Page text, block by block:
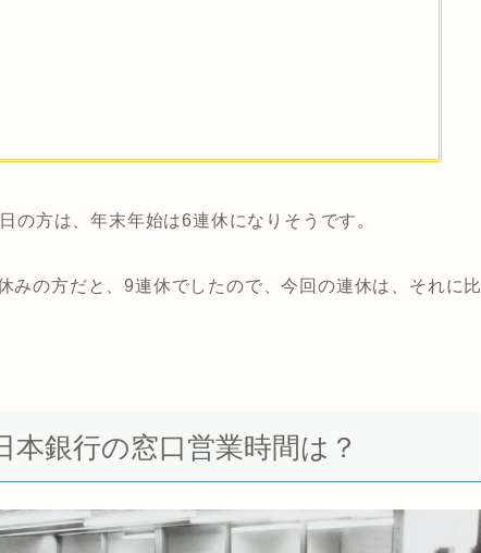
の方は、年末年始は6連休になりそうです。
みの方だと、9連休でしたので、今回の連休は、それに比
本銀行の窓口営業時間は？